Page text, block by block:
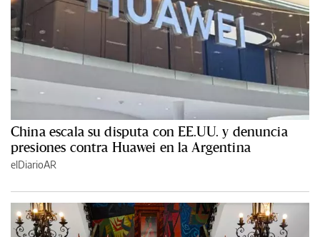
China escala su disputa con EE.UU. y denuncia
presiones contra Huawei en la Argentina
elDiarioAR